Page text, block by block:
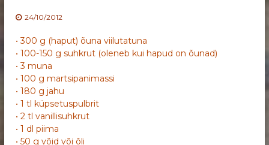
24/10/2012
• 300 g (haput) õuna viilutatuna
• 100-150 g suhkrut (oleneb kui hapud on õunad)
• 3 muna
• 100 g martsipanimassi
• 180 g jahu
• 1 tl küpsetuspulbrit
• 2 tl vanillisuhkrut
• 1 dl piima
• 50 g võid või õli